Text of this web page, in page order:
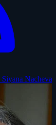
Siyana Nacheva